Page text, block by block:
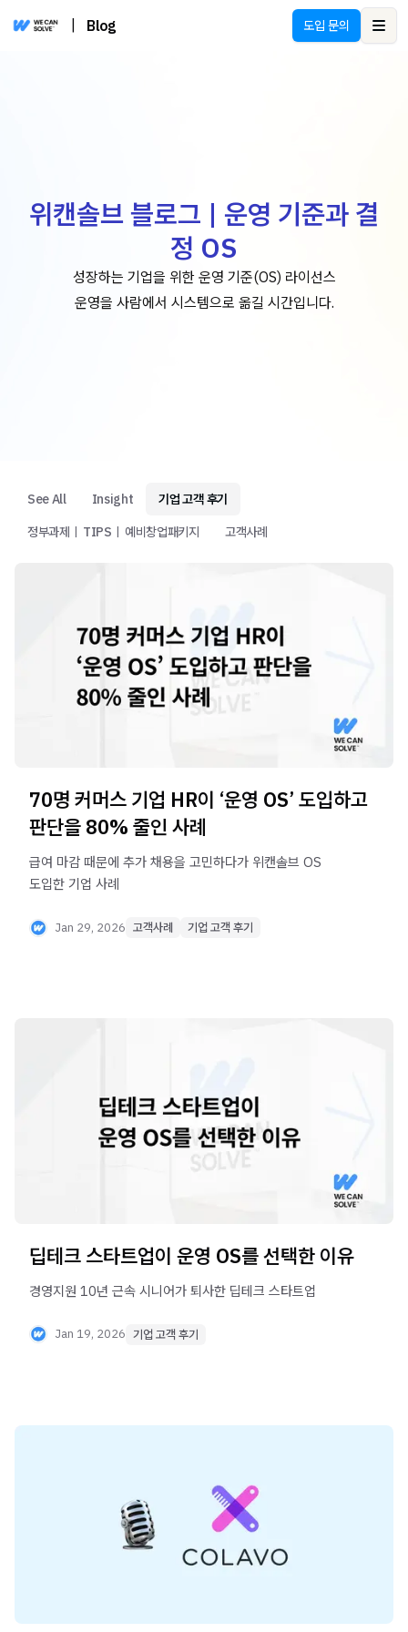
Blog 도입 문의
위캔솔브 블로그 | 운영 기준과 결
정 OS
성장하는 기업을 위한 운영 기준(OS) 라이선스
운영을 사람에서 시스템으로 옮길 시간입니다.
See All Insight
기업 고객 후기
정부과제ㅣ TIPSㅣ 예비창업패키지
고객사례
70명 커머스 기업 HR이 ‘운영 OS’ 도입하고
판단을 80% 줄인 사례
급여 마감 때문에 추가 채용을 고민하다가 위캔솔브 OS
도입한 기업 사례
Jan 29, 2026 고객사례 기업 고객 후기
딥테크 스타트업이 운영 OS를 선택한 이유
경영지원 10년 근속 시니어가 퇴사한 딥테크 스타트업
Jan 19, 2026 기업 고객 후기